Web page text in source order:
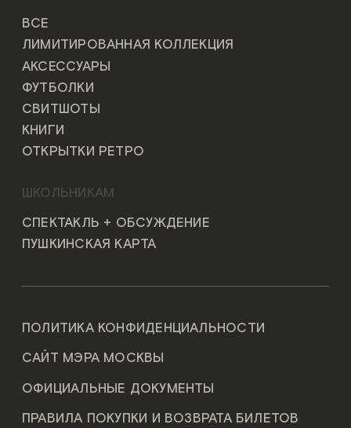
ВСЕ
ЛИМИТИРОВАННАЯ КОЛЛЕКЦИЯ
АКСЕССУАРЫ
ФУТБОЛКИ
СВИТШОТЫ
КНИГИ
ОТКРЫТКИ РЕТРО
ШКОЛЬНИКАМ
СПЕКТАКЛЬ + ОБСУЖДЕНИЕ
ПУШКИНСКАЯ КАРТА
ПОЛИТИКА КОНФИДЕНЦИАЛЬНОСТИ
САЙТ МЭРА МОСКВЫ
ОФИЦИАЛЬНЫЕ ДОКУМЕНТЫ
ПРАВИЛА ПОКУПКИ И ВОЗВРАТА БИЛЕТОВ